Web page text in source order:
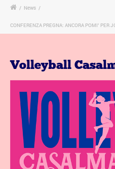
/ News /
CONFERENZA PREGNA: ANCORA POMI’ PER
Volleyball